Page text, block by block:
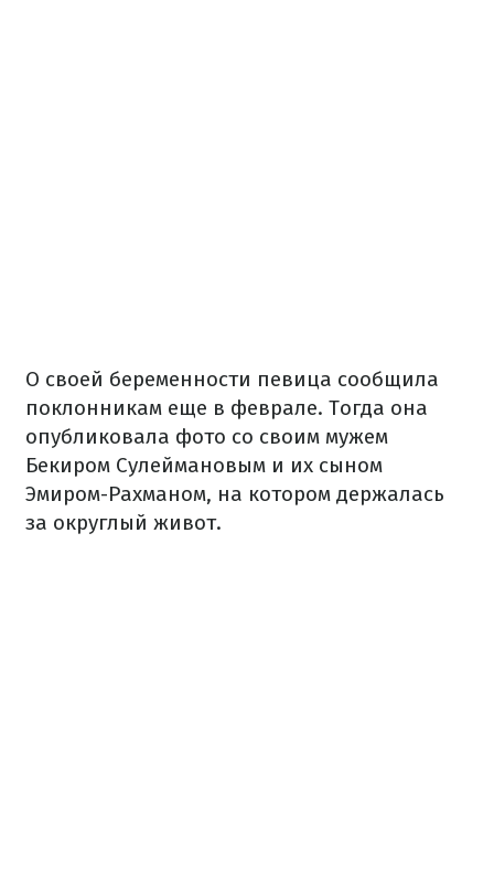
О своей беременности певица сообщила
поклонникам еще в феврале. Тогда она
опубликовала фото со своим мужем
Бекиром Сулеймановым и их сыном
Эмиром-Рахманом, на котором держалась
за округлый живот.